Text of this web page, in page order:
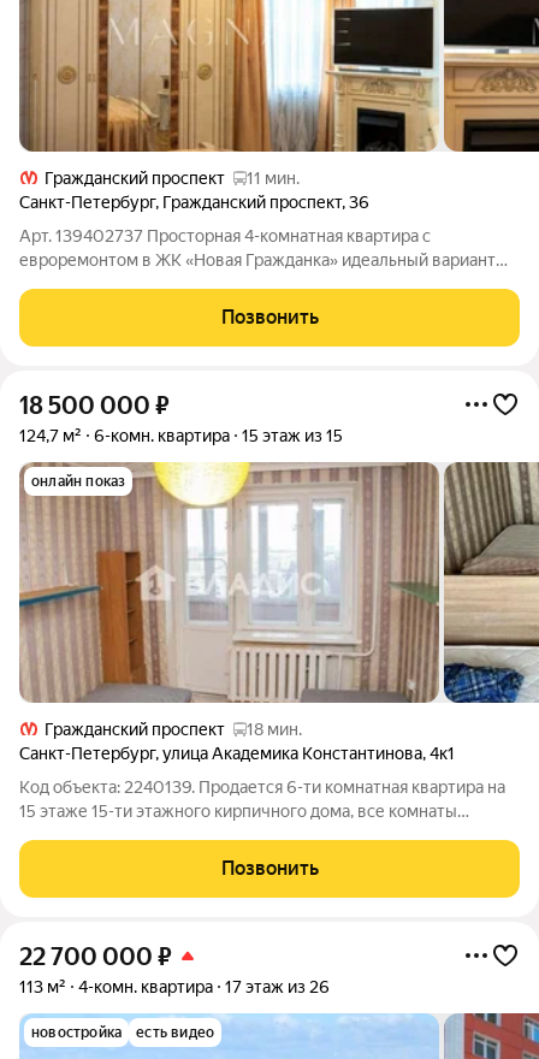
Гражданский проспект
11 мин.
Санкт-Петербург, Гражданский проспект,36
Арт. 139402737 Просторная 4-комнатная квартира с
евроремонтом в ЖК «Новая Гражданка» идеальный вариант
Петербурга Продаётся уютная и функциональная 4-комнатная
квартира площадью 143,9 м в
Позвонить
18 500 000 ₽
124,7 м² 6-комн. квартира 15 этаж из 15
онлайн показ
Гражданский проспект
18 мин.
Санкт-Петербург,улица Академика Константинова,4к1
Код объекта: 2240139. Продается 6-ти комнатная квартира на
15 этаже 15-ти этажного кирпичного дома, все комнаты
Сверху есть технический этаж. В парадной 3 лифта. Всегда в
наличии парковочные
Позвонить
22 700 000 ₽
113 м² 4-комн. квартира 17 этаж из 26
новостройка есть видео